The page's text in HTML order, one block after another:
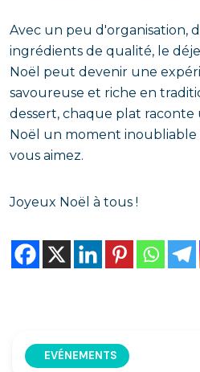
Avec un peu d'organisation,
ingrédients de qualité, le
Noël peut devenir une
savoureuse et riche en
dessert, chaque plat raconte
Noël un moment inoubliable
vous aimez.
Joyeux Noël à tous !
EVÉNEMENTS